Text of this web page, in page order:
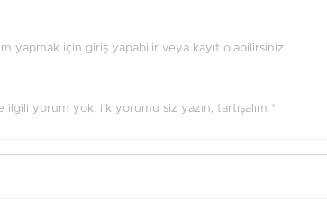
yapmak için giriş yapabilir veya kayıt olabilirsiniz.
ilgili yorum yok, ilk yorumu siz yazın, tartışalım *